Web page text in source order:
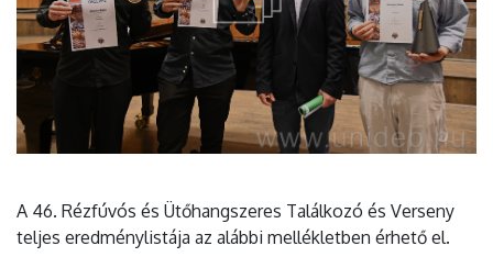
A 46. Rézfúvós és Ütőhangszeres Találkozó és Verseny
teljes eredménylistája az alábbi mellékletben érhető el.